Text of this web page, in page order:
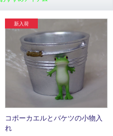
コポーカエルとバケツの小物入
れ